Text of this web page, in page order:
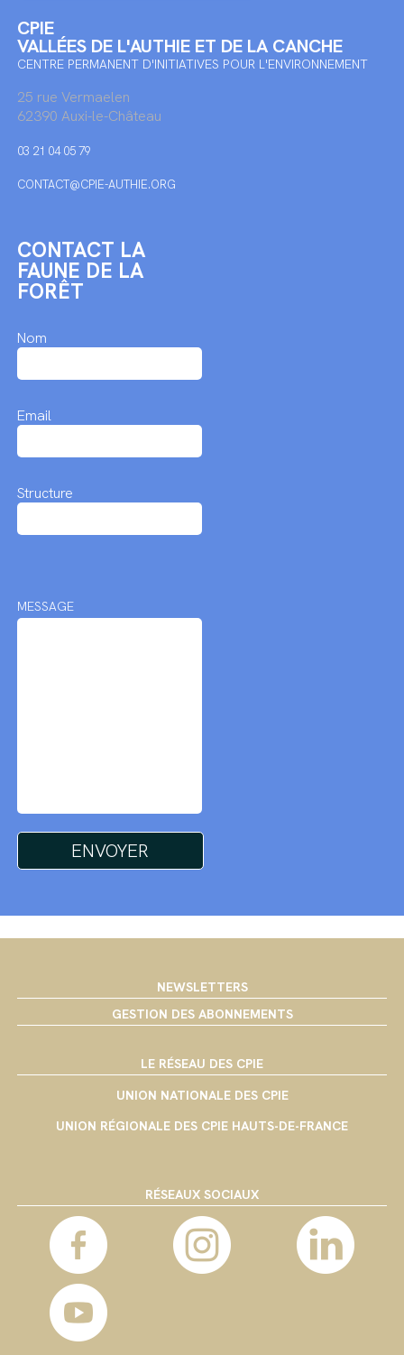
CPIE
VALLÉES DE L'AUTHIE ET DE LA CANCHE
CENTRE PERMANENT D'INITIATIVES POUR L'ENVIRONNEMENT
25 rue Vermaelen
62390 Auxi-le-Château
03 21 04 05 79
CONTACT@CPIE-AUTHIE.ORG
CONTACT LA
FAUNE DE LA
FORÊT
Nom
Email
Structure
MESSAGE
NEWSLETTERS
GESTION DES ABONNEMENTS
LE RÉSEAU DES CPIE
UNION NATIONALE DES CPIE
UNION RÉGIONALE DES CPIE HAUTS-DE-FRANCE
RÉSEAUX SOCIAUX